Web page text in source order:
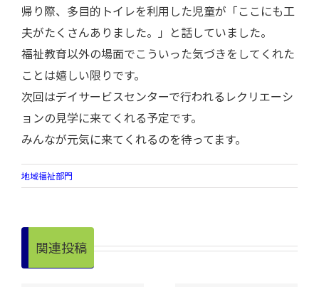
帰り際、多目的トイレを利用した児童が「ここにも工
夫がたくさんありました。」と話していました。
福祉教育以外の場面でこういった気づきをしてくれた
ことは嬉しい限りです。
次回はデイサービスセンターで行われるレクリエーシ
ョンの見学に来てくれる予定です。
みんなが元気に来てくれるのを待ってます。
地域福祉部門
関連投稿